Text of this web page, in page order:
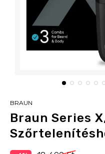
BRAUN
Braun Series